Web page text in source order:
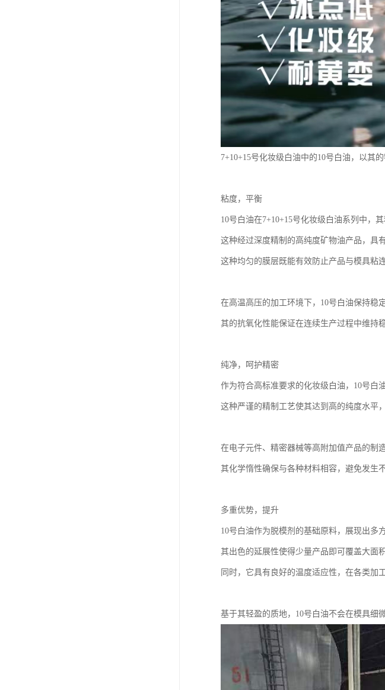
7+10+15号化妆级白油中的10号白油，以其
粘度，平衡
10号白油在7+10+15号化妆级白油系列中，
这种经过深度精制的高纯度矿物油产品，具
这种均匀的膜层既能有效防止产品与模具粘
在高温高压的加工环境下，10号白油保持稳
其的抗氧化性能保证在连续生产过程中维持
纯净，呵护精密
作为符合高标准要求的化妆级白油，10号白
这种严谨的精制工艺使其达到高的纯度水平
在电子元件、精密器械等高附加值产品的制
其化学惰性确保与各种材料相容，避免发生
多重优势，提升
10号白油作为脱模剂的基础原料，展现出多
其出色的延展性使得少量产品即可覆盖大面
同时，它具有良好的温度适应性，在各类加
基于其轻盈的质地，10号白油不会在模具细